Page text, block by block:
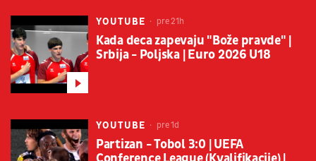
YOUTUBE pre 21h
Kada deca zapevaju "Bože pravde" |
Srbija - Poljska | Euro 2026 U18
YOUTUBE pre 1d
Partizan - Tobol 3:0 | UEFA